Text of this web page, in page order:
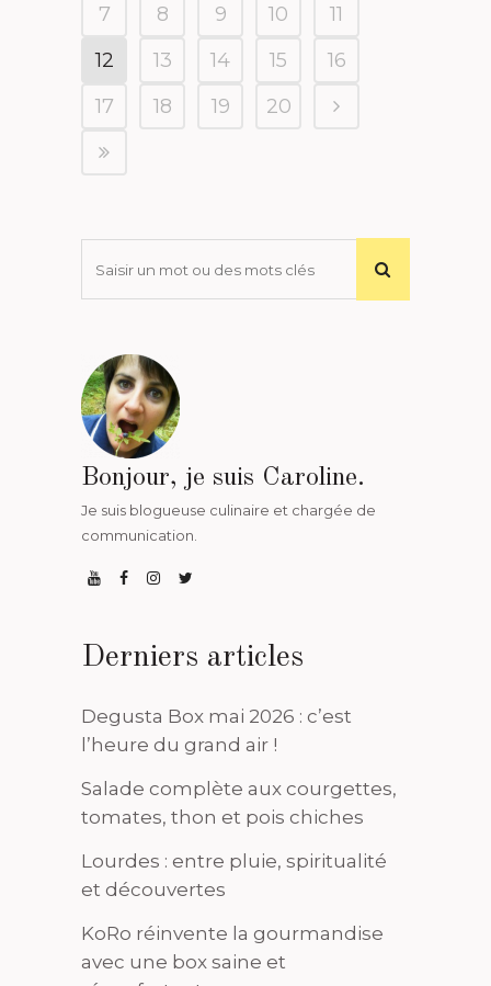
7
8 9 10
11
12
13 14 15
16
17
18 19 20
Bonjour, je suis Caroline.
Je suis blogueuse culinaire et chargée de
communication.
Derniers articles
Degusta Box mai 2026 : c’est
l’heure du grand air !
Salade complète aux courgettes,
tomates, thon et pois chiches
Lourdes : entre pluie, spiritualité
et découvertes
KoRo réinvente la gourmandise
avec une box saine et